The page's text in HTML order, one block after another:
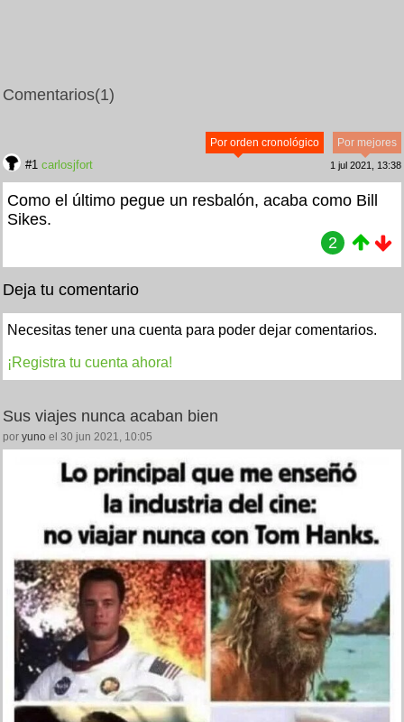
Comentarios(1)
Por mejores
Por orden cronológico
#1 carlosjfort 1 jul 2021, 13:38
Como el último pegue un resbalón, acaba como Bill
Sikes.
2
Deja tu comentario
Necesitas tener una cuenta para poder dejar comentarios.
¡Registra tu cuenta ahora!
Sus viajes nunca acaban bien
por yuno el 30 jun 2021, 10:05